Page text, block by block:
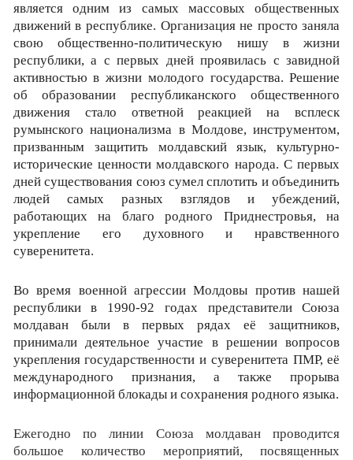
является одним из самых массовых общественных
движений в республике. Организация не просто заняла
свою общественно-политическую нишу в жизни
республики, а с первых дней проявилась с завидной
активностью в жизни молодого государства. Решение
об образовании республиканского общественного
движения стало ответной реакцией на всплеск
румынского национализма в Молдове, инструментом,
призванным защитить молдавский язык, культурно-
исторические ценности молдавского народа. С первых
дней существования союз сумел сплотить и объединить
людей самых разных взглядов и убеждений,
работающих на благо родного Приднестровья, на
укрепление его духовного и нравственного
суверенитета.
Во время военной агрессии Молдовы против нашей
республики в 1990-92 годах представители Союза
молдаван были в первых рядах её защитников,
принимали деятельное участие в решении вопросов
укрепления государственности и суверенитета ПМР, её
международного признания, а также прорыва
информационной блокады и сохранения родного языка.
Ежегодно по линии Союза молдаван проводится
большое количество мероприятий, посвященных